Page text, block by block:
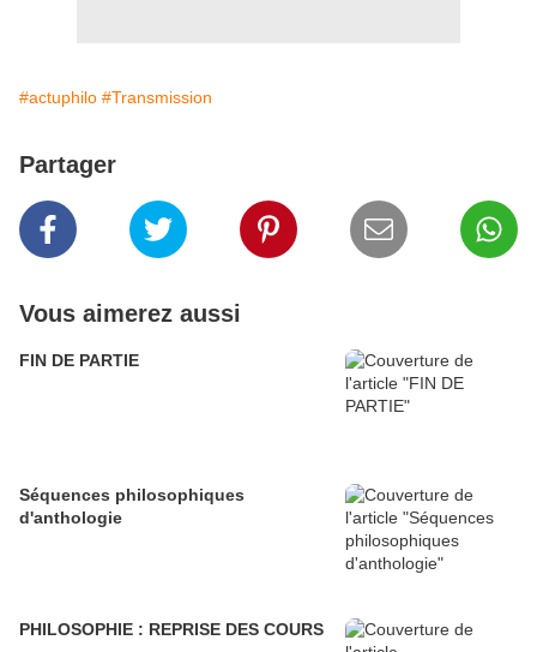
#actuphilo #Transmission
Partager
Vous aimerez aussi
FIN DE PARTIE
Séquences philosophiques
d'anthologie
PHILOSOPHIE : REPRISE DES COURS